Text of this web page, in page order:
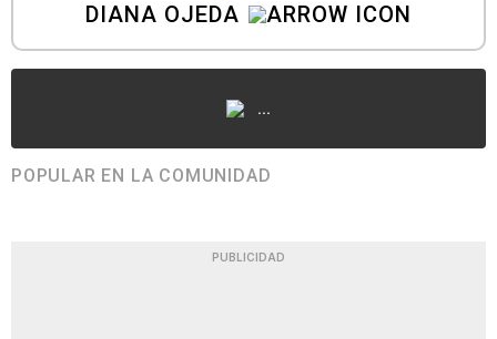
DIANA OJEDA
...
POPULAR EN LA COMUNIDAD
PUBLICIDAD